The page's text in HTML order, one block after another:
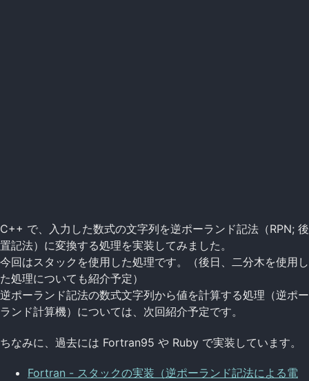
C++ で、入力した数式の文字列を逆ポーランド記法（RPN; 後
置記法）に変換する処理を実装してみました。
今回はスタックを使用した処理です。（後日、二分木を使用し
た処理についても紹介予定）
逆ポーランド記法の数式文字列から値を計算する処理（逆ポー
ランド計算機）については、次回紹介予定です。
ちなみに、過去には Fortran95 や Ruby で実装しています。
Fortran - スタックの実装（逆ポーランド記法による電